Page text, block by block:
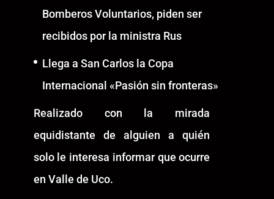
Bomberos Voluntarios, piden ser
recibidos por la ministra Rus
Llega a San Carlos la Copa
Internacional «Pasión sin fronteras»
Realizado con la mirada
equidistante de alguien a quién
solo le interesa informar que ocurre
en Valle de Uco.